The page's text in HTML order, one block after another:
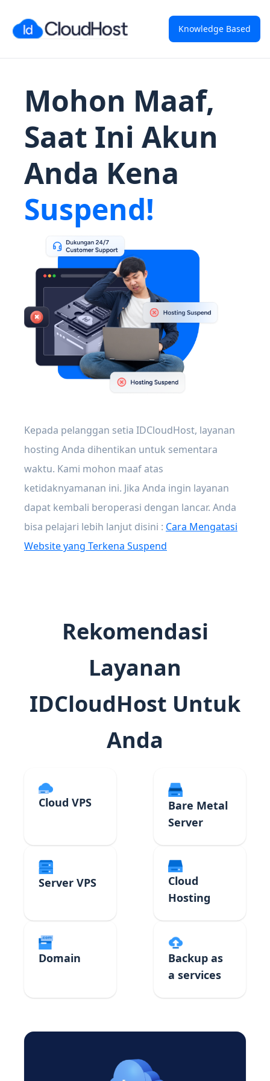
Knowledge Based
Mohon Maaf,
Saat Ini Akun
Anda Kena
Suspend!
Kepada pelanggan setia IDCloudHost, layanan
hosting Anda dihentikan untuk sementara
waktu. Kami mohon maaf atas
ketidaknyamanan ini. Jika Anda ingin layanan
dapat kembali beroperasi dengan lancar. Anda
bisa pelajari lebih lanjut disini : Cara Mengatasi
Website yang Terkena Suspend
Rekomendasi
Layanan
IDCloudHost Untuk
Anda
Cloud VPS
Bare Metal
Server
Server VPS
Cloud
Hosting
Domain
Backup as
a services